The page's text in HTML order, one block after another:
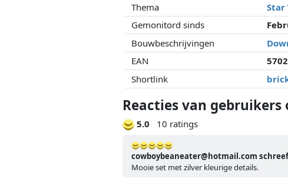
Thema
Star
Gemonitord sinds
Bouwbeschrijvingen
EAN
Shortlink
Reacties van
5.0 10 ratings
cowboybeaneater@hotmail.com schreef
Mooie set met zilver kleurige details.